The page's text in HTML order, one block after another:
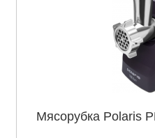
Мясорубка Polaris